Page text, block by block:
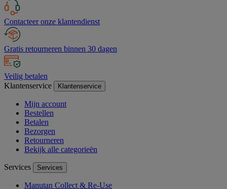
Contacteer onze klantendienst
Gratis retourneren binnen 30 dagen
Veilig betalen
Klantenservice
Klantenservice
Mijn account
Bestellen
Betalen
Bezorgen
Retourneren
Bekijk alle categorieën
Services Services
Manutan Collect & Re-Use